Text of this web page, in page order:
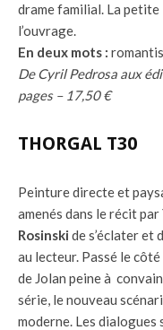
drame familial. La
l’ouvrage.
En deux mots :
De Cyril Pedrosa aux
pages – 17,50 €
THORGAL T30
Peinture directe et
amenés dans le récit par
Rosinski de s’éclater et
au lecteur. Passé le
de Jolan peine à
série, le nouveau
moderne. Les